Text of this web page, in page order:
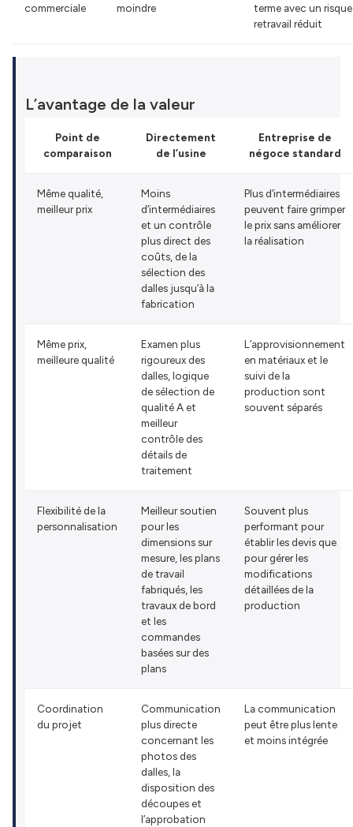
commerciale
moindre
terme avec un
retravail réduit
L’avantage de la valeur
Point de
comparaison
Directement
de l’usine
Entreprise de
négoce standard
Même qualité,
meilleur prix
Moins
d’intermédiaires
et un contrôle
plus direct des
coûts, de la
sélection des
dalles jusqu’à la
fabrication
Plus d’intermédiaires
peuvent faire grimper
le prix sans améliorer
la réalisation
Même prix,
meilleure qualité
Examen plus
rigoureux des
dalles, logique
de sélection de
qualité A et
meilleur
contrôle des
détails de
traitement
L’approvisionnement
en matériaux et le
suivi de la
production sont
souvent séparés
Flexibilité de la
personnalisation
Meilleur soutien
pour les
dimensions sur
mesure, les plans
de travail
fabriqués, les
travaux de bord
et les
commandes
basées sur des
plans
Souvent plus
performant pour
établir les devis que
pour gérer les
modifications
détaillées de la
production
Coordination
du projet
Communication
plus directe
concernant les
photos des
dalles, la
disposition des
découpes et
l’approbation
La communication
peut être plus lente
et moins intégrée